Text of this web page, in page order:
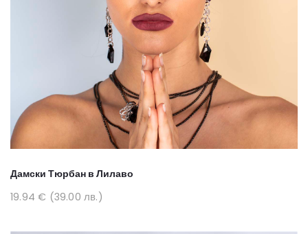
Дамски Тюрбан в Лилаво
19.94 € (39.00 лв.)